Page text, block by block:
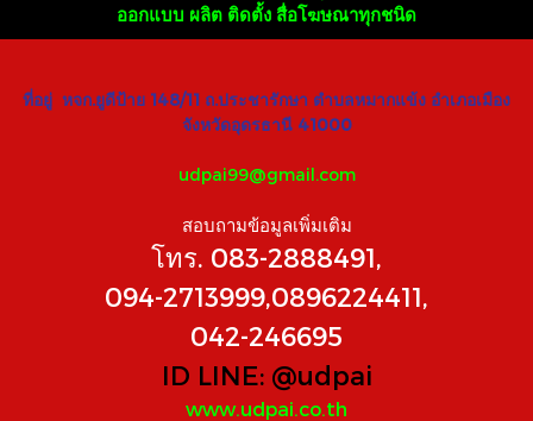
ออกแบบ ผลิต ติดตั้ง สื่อโฆษณาทุกชนิด
ที่อยู่ หจก.ยูดีป้าย 148/11 ถ.ประชารักษา ตำบลหมากแข้ง อำเภอเมือง
จังหวัดอุดรธานี 41000
udpai99@gmail.com
สอบถามข้อมูลเพิ่มเติม
โทร. 083-2888491,
094-2713999,0896224411,
042-246695
ID LINE: @udpai
www.udpai.co.th